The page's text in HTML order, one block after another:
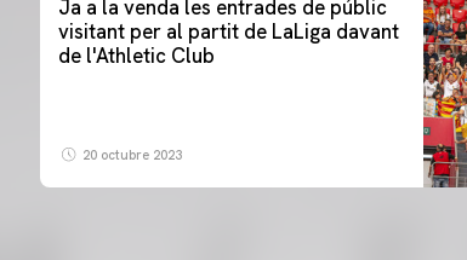
Ja a la venda les entrades de públic
visitant per al partit de LaLiga davant
de l'Athletic Club
20 octubre 2023